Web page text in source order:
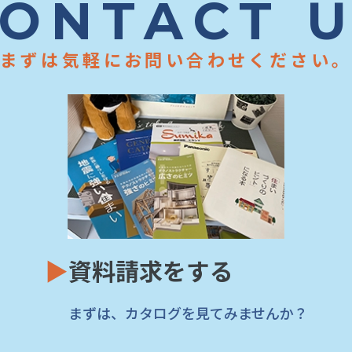
まずは気軽にお問い合わせください。
▶資料請求をする
まずは、カタログを見てみませんか？